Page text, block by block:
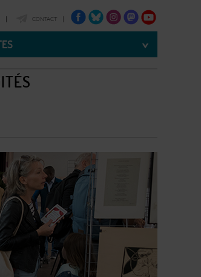
CONTACT
FACEBOOKTWITTERINSTAGRAMTWITTERYOUTUBE